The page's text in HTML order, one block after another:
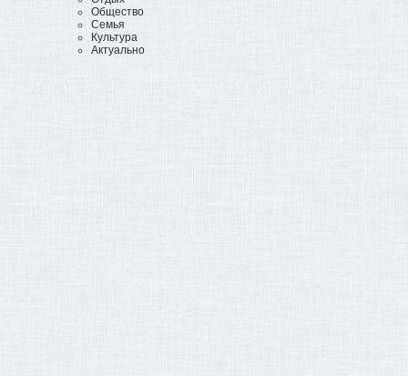
Общество
Семья
Культура
Актуально